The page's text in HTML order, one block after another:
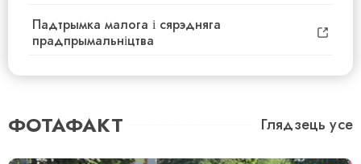
Падтрымка малога і сярэдняга
прадпрымальніцтва
ФОТАФАКТ Глядзець усе